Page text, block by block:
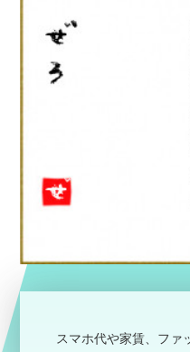
スマホ代や家賃、ファ